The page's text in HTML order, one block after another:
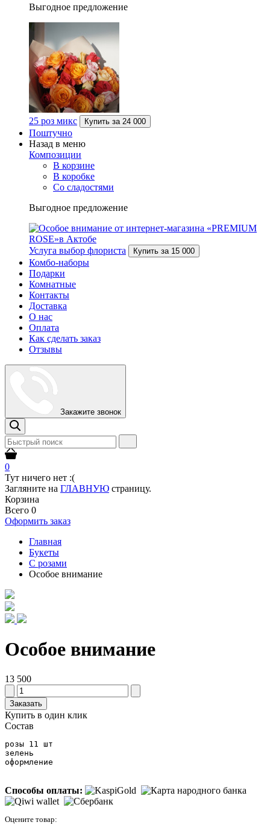
Выгодное предложение
25 роз микс Купить за 24 000
Поштучно
Назад в меню
Композиции
В корзине
В коробке
Со сладостями
Выгодное предложение
Услуга выбор флориста Купить за 15 000
Комбо-наборы
Подарки
Комнатные
Контакты
Доставка
О нас
Оплата
Как сделать заказ
Отзывы
Закажите звонок
0
Тут ничего нет :(
Загляните на ГЛАВНУЮ страницу.
Корзина
Всего 0
Оформить заказ
Главная
Букеты
С розами
Особое внимание
Особое внимание
13 500
Заказать
Купить в один клик
Состав
розы 11 шт
зелень
оформление
Способы оплаты:
Оцените товар: